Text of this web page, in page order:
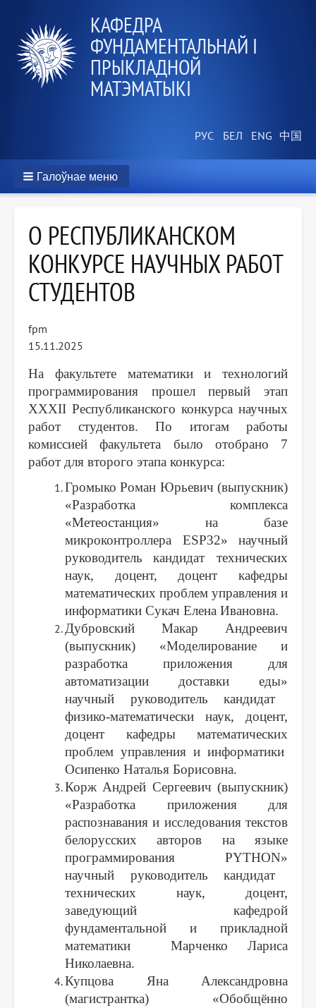
КАФЕДРА
ФУНДАМЕНТАЛЬНАЙ І
ПРЫКЛАДНОЙ
МАТЭМАТЫКІ
Галоўнае меню
О РЕСПУБЛИКАНСКОМ
КОНКУРСЕ НАУЧНЫХ РАБОТ
СТУДЕНТОВ
fpm
15.11.2025
На факультете математики и технологий
программирования прошел первый этап
ХХХIІ Республиканского конкурса научных
работ студентов. По итогам работы
комиссией факультета было отобрано 7
работ для второго этапа конкурса:
Громыко Роман Юрьевич (выпускник)
«Разработка комплекса
«Метеостанция» на базе
микроконтроллера ESP32» научный
руководитель
кандидат технических
наук, доцент, доцент кафедры
математических проблем управления и
информатики Сукач Елена Ивановна.
Дубровский Макар Андреевич
(выпускник) «Моделирование и
разработка приложения для
автоматизации доставки еды»
научный руководитель кандидат
физико-математически наук, доцент,
доцент кафедры математических
проблем управления и информатики
Осипенко Наталья Борисовна.
Корж Андрей Сергеевич (выпускник)
«Разработка приложения для
распознавания и исследования текстов
белорусских авторов на языке
программирования PYTHON»
научный руководитель кандидат
технических наук, доцент,
заведующий кафедрой
фундаментальной и прикладной
математики Марченко Лариса
Николаевна.
Купцова Яна Александровна
(магистрантка) «Обобщённо